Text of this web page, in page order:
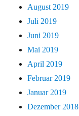
August 2019
Juli 2019
Juni 2019
Mai 2019
April 2019
Februar 2019
Januar 2019
Dezember 2018